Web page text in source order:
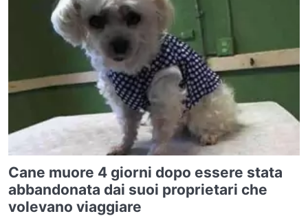
Cane muore 4 giorni dopo essere stata
abbandonata dai suoi proprietari che
volevano viaggiare